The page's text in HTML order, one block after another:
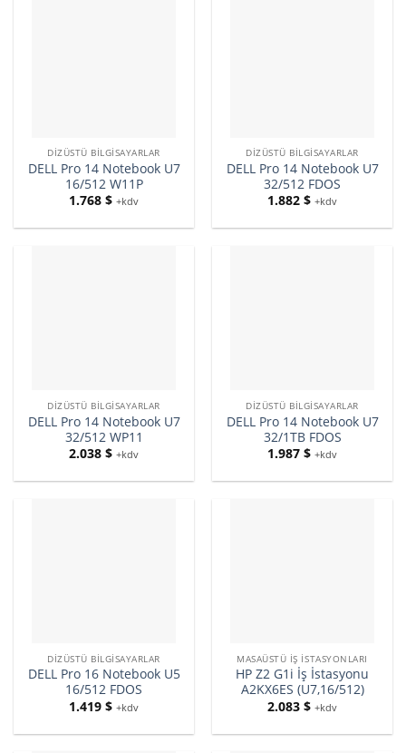
DIZÜSTÜ BILGISAYARLAR
DELL Pro 14 Notebook U7
16/512 W11P
1.768 $ +kdv
DIZÜSTÜ BILGISAYARLAR
DELL Pro 14 Notebook U7
32/512 FDOS
1.882 $ +kdv
DIZÜSTÜ BILGISAYARLAR
DELL Pro 14 Notebook U7
32/512 WP11
2.038 $ +kdv
DIZÜSTÜ BILGISAYARLAR
DELL Pro 14 Notebook U7
32/1TB FDOS
1.987 $ +kdv
DIZÜSTÜ BILGISAYARLAR
DELL Pro 16 Notebook U5
16/512 FDOS
1.419 $ +kdv
MASAÜSTÜ İŞ İSTASYONLARI
HP Z2 G1i İş İstasyonu
A2KX6ES (U7,16/512)
2.083 $ +kdv